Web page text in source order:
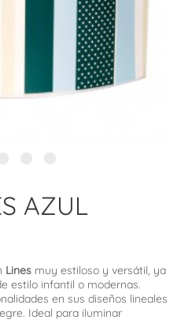
AZUL
Lines muy estiloso y versátil, ya
estilo infantil o modernas.
en sus diseños lineales
Ideal para iluminar